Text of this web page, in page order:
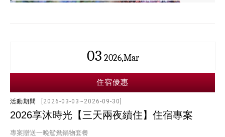
03 2026,Mar
住宿優惠
活動期間 [2026-03-03~2026-09-30]
2026享沐時光【三天兩夜續住】住宿專案
專案贈送一晚鴛鴦鍋物套餐